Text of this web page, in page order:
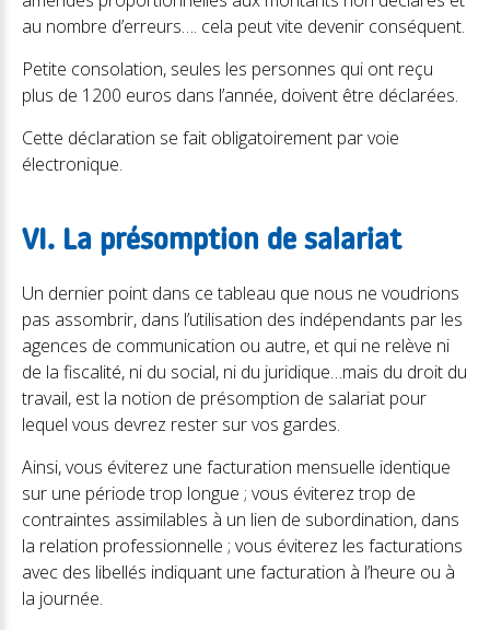
au nombre d’erreurs…. cela peut vite devenir conséquent.
Petite consolation, seules les personnes qui ont reçu
plus de 1200 euros dans l’année, doivent être déclarées.
Cette déclaration se fait obligatoirement par voie
électronique.
VI. La présomption de salariat
Un dernier point dans ce tableau que nous ne voudrions
pas assombrir, dans l’utilisation des indépendants par les
agences de communication ou autre, et qui ne relève ni
de la fiscalité, ni du social, ni du juridique…mais du droit du
travail, est la notion de présomption de salariat pour
lequel vous devrez rester sur vos gardes.
Ainsi, vous éviterez une facturation mensuelle identique
sur une période trop longue ; vous éviterez trop de
contraintes assimilables à un lien de subordination, dans
la relation professionnelle ; vous éviterez les facturations
avec des libellés indiquant une facturation à l’heure ou à
la journée.